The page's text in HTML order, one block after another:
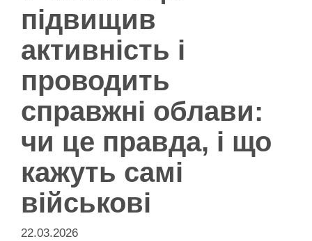
підвищив
активність і
проводить
справжні облави:
чи це правда, і що
кажуть самі
військові
22.03.2026